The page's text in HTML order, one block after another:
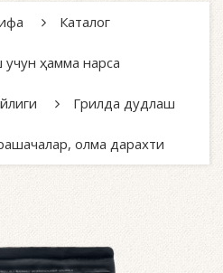
Каталог
ҳамма нарса
Грилда дудлаш
олма дарахти